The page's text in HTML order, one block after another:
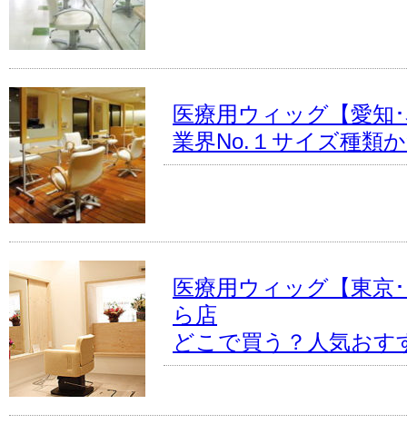
医療用ウィッグ【愛知
業界No.１サイズ種類
医療用ウィッグ【東京
ら店
どこで買う？人気おす